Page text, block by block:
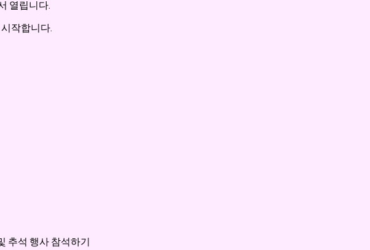
열립니다.
작합니다.​
추석 행사 참석하기